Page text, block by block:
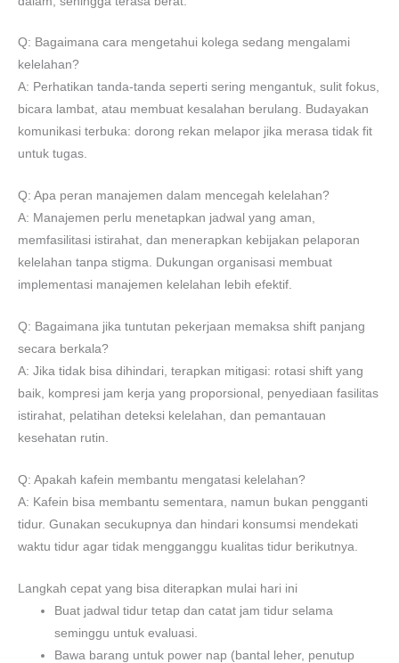
Q: Bagaimana cara mengetahui kolega sedang mengalami
kelelahan?
A: Perhatikan tanda-tanda seperti sering mengantuk, sulit fokus,
bicara lambat, atau membuat kesalahan berulang. Budayakan
komunikasi terbuka: dorong rekan melapor jika merasa tidak fit
untuk tugas.
Q: Apa peran manajemen dalam mencegah kelelahan?
A: Manajemen perlu menetapkan jadwal yang aman,
memfasilitasi istirahat, dan menerapkan kebijakan pelaporan
kelelahan tanpa stigma. Dukungan organisasi membuat
implementasi manajemen kelelahan lebih efektif.
Q: Bagaimana jika tuntutan pekerjaan memaksa shift panjang
secara berkala?
A: Jika tidak bisa dihindari, terapkan mitigasi: rotasi shift yang
baik, kompresi jam kerja yang proporsional, penyediaan fasilitas
istirahat, pelatihan deteksi kelelahan, dan pemantauan
kesehatan rutin.
Q: Apakah kafein membantu mengatasi kelelahan?
A: Kafein bisa membantu sementara, namun bukan pengganti
tidur. Gunakan secukupnya dan hindari konsumsi mendekati
waktu tidur agar tidak mengganggu kualitas tidur berikutnya.
Langkah cepat yang bisa diterapkan mulai hari ini
Buat jadwal tidur tetap dan catat jam tidur selama
seminggu untuk evaluasi.
Bawa barang untuk power nap (bantal leher, penutup